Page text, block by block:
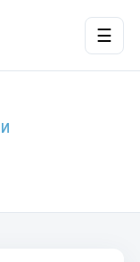
☰